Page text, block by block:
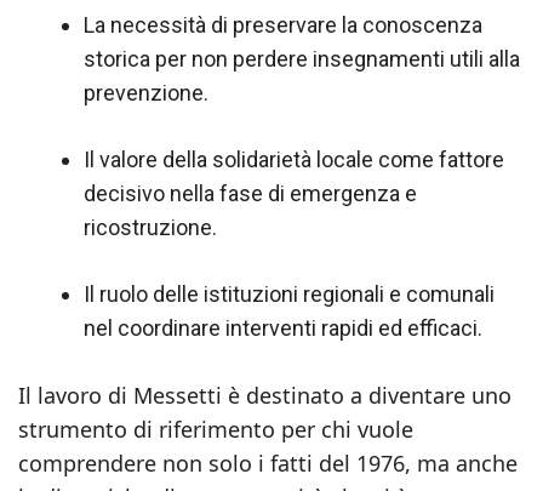
La necessità di preservare la conoscenza
storica per non perdere insegnamenti utili alla
prevenzione.
Il valore della solidarietà locale come fattore
decisivo nella fase di emergenza e
ricostruzione.
Il ruolo delle istituzioni regionali e comunali
nel coordinare interventi rapidi ed efficaci.
Il lavoro di Messetti è destinato a diventare uno
strumento di riferimento per chi vuole
comprendere non solo i fatti del 1976, ma anche